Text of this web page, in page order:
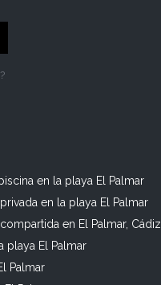
en la playa El Palmar
en la playa El Palmar
en El Palmar, Cádiz
playa El Palmar
Palmar